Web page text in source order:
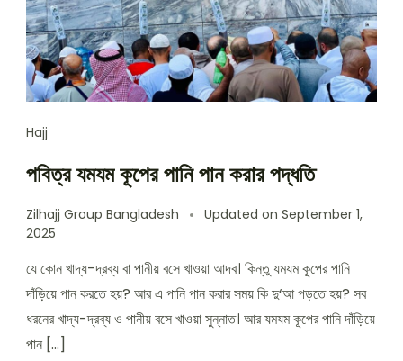
Hajj
পবিত্র যমযম কূপের পানি পান করার পদ্ধতি
Zilhajj Group Bangladesh Updated on September 1,
2025
যে কোন খাদ্য-দ্রব্য বা পানীয় বসে খাওয়া আদব। কিন্তু যমযম কূপের পানি
দাঁড়িয়ে পান করতে হয়? আর এ পানি পান করার সময় কি দু‘আ পড়তে হয়? সব
ধরনের খাদ্য-দ্রব্য ও পানীয় বসে খাওয়া সুন্নাত। আর যমযম কূপের পানি দাঁড়িয়ে
পান […]